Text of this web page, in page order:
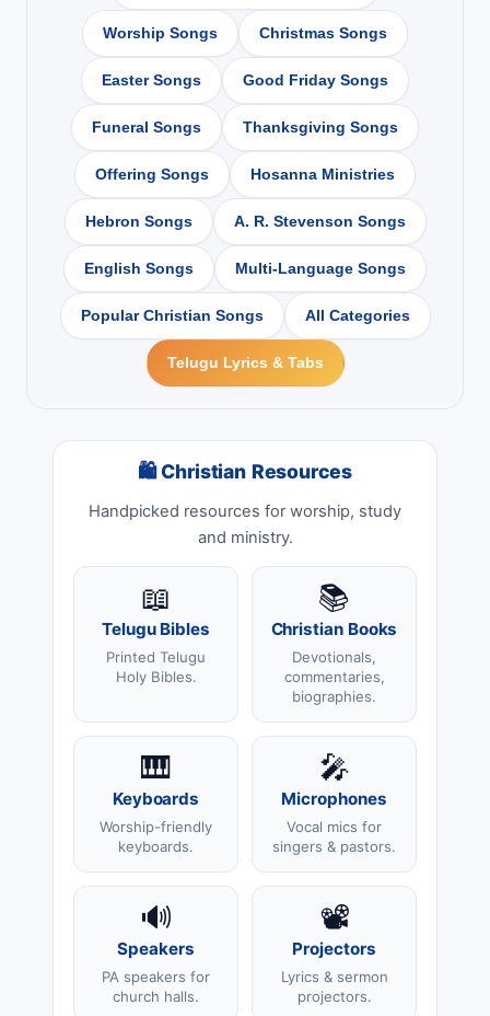
Worship Songs Christmas Songs
Easter Songs Good Friday Songs
Funeral Songs Thanksgiving Songs
Offering Songs Hosanna Ministries
Hebron Songs A. R. Stevenson Songs
English Songs Multi-Language Songs
Popular Christian Songs All Categories
Telugu Lyrics & Tabs
🛍 Christian Resources
Handpicked resources for worship, study
and ministry.
📖
Telugu Bibles
Printed Telugu
Holy Bibles.
📚
Christian Books
Devotionals,
commentaries,
biographies.
🎹
Keyboards
Worship-friendly
keyboards.
🎤
Microphones
Vocal mics for
singers & pastors.
🔊
Speakers
PA speakers for
church halls.
📽️
Projectors
Lyrics & sermon
projectors.